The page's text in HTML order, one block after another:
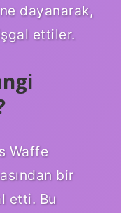
dayanarak,
ettiler.
Waffe
bir
etti. Bu